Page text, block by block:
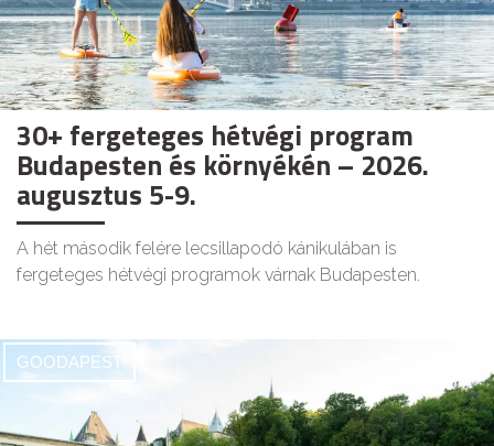
30+ fergeteges hétvégi program
Budapesten és környékén – 2026.
augusztus 5-9.
A hét második felére lecsillapodó kánikulában is
fergeteges hétvégi programok várnak Budapesten.
GOODAPEST